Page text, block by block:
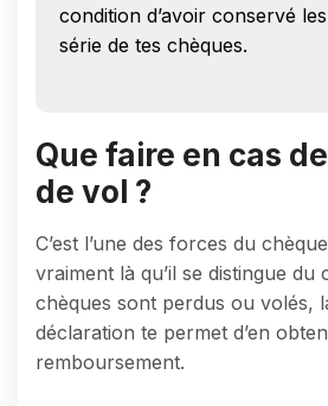
condition d’avoir conservé
série de tes chèques.
Que faire en cas
de vol ?
C’est l’une des forces du
vraiment là qu’il se distingue du
chèques sont perdus ou volés,
déclaration te permet d’en
remboursement.